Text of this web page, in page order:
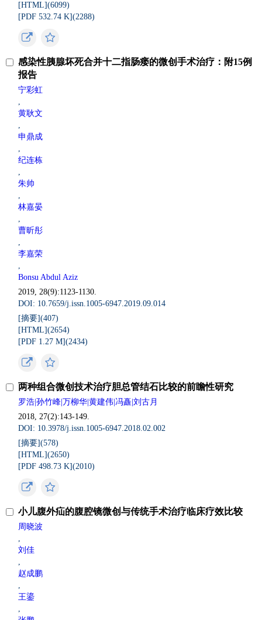
[HTML](6099)
[PDF 532.74 K](2288)
感染性胰腺坏死合并十二指肠瘘的微创手术治疗：附15例
报告
宁彩虹
,
黄耿文
,
申鼎成
,
纪连栋
,
朱帅
,
林嘉晏
,
曹昕彤
,
李嘉荣
,
Bonsu Abdul Aziz
2019, 28(9):1123-1130.
DOI: 10.7659/j.issn.1005-6947.2019.09.014
[摘要](407)
[HTML](2654)
[PDF 1.27 M](2434)
两种组合微创技术治疗胆总管结石比较的前瞻性研究
罗浩|孙竹峰|万柳华|黄建伟|冯矗|刘古月
2018, 27(2):143-149.
DOI: 10.3978/j.issn.1005-6947.2018.02.002
[摘要](578)
[HTML](2650)
[PDF 498.73 K](2010)
小儿腹外疝的腹腔镜微创与传统手术治疗临床疗效比较
周晓波
,
刘佳
,
赵成鹏
,
王鎏
,